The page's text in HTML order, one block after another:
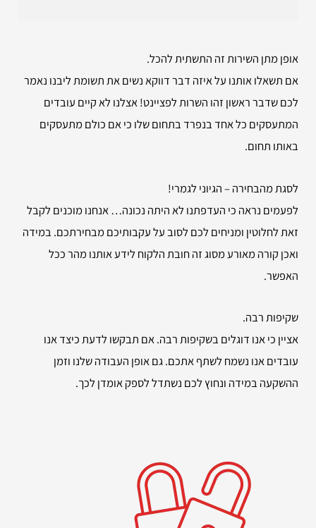
אופן מתן השירות זה התשתית להכל.
אם תשאלו אותנו על איזה דבר דווקא נשים את תשומת ליבנו נאמר
לכם שדבר ראשון זהו השרות לפציינט! אצלנו לא קיים עובדים
המתעסקים כל אחד בנפרד בתחום שלו כי אם כולם מתעסקים
באותו תחום.
לסגת מהבחירה – הגיוני לגמרי!
לפעמים נראה כי העדפתנו לא היתה נכונה… אנחנו מוכנים לקבל
זאת לחלוטין ומניחים לכם לסוב על עקבותיכם מבחירתכם. במידה
ואכן קורה מאורע מסוג זה חובת הלקוח לידע אותנו מהר ככל
האפשר.
שקיפות רבה.
אציין כי אנו דוגלים בשקיפות רבה. אם תבקשו לדעת כיצד אנו
עובדים אנו נשמח לשתף אתכם. גם אופן העבודה שלנו וזמן
ההשקעה במידה ונחוץ לכם נשתדל לספק אומדן לכך.